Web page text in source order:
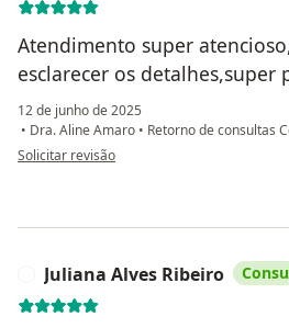
Atendimento super
esclarecer os detalhes,super
12 de junho de 2025
• Dra. Aline Amaro • Retorno de consultas
na opinião do utilizador Eva Aparecida da
Solicitar revisão
Juliana Alves Ribeiro